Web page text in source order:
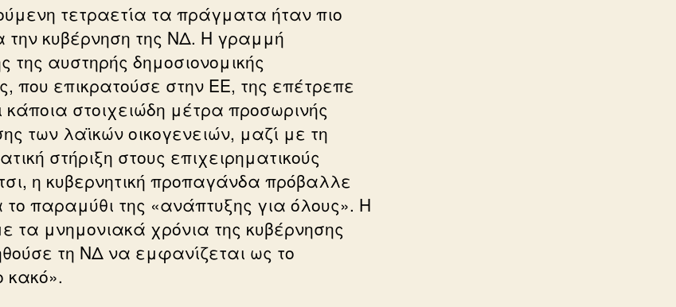
τετραετία τα πράγματα ήταν πιο
την κυβέρνηση της ΝΔ. Η γραμμή
αυστηρής δημοσιονομικής
που επικρατούσε στην ΕΕ, της επέτρεπε
κάποια στοιχειώδη μέτρα προσωρινής
των λαϊκών οικογενειών, μαζί με τη
στήριξη στους επιχειρηματικούς
η κυβερνητική προπαγάνδα πρόβαλλε
το παραμύθι της «ανάπτυξης για όλους». Η
τα μνημονιακά χρόνια της κυβέρνησης
τη ΝΔ να εμφανίζεται ως το
κακό».